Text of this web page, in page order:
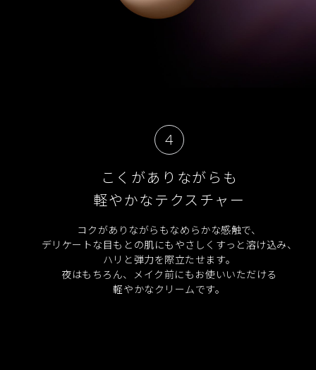
4
こくがありながらも
軽やかなテクスチャー
コクがありながらもなめらかな感触で、
デリケートな目もとの肌にもやさしくすっと溶け込み、
ハリと弾力を際立たせます。
夜はもちろん、メイク前にもお使いいただける
軽やかなクリームです。